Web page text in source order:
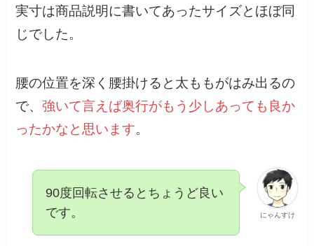
実寸は商品説明に書いてあったサイズとほぼ同
じでした。
腰の位置を深く腰掛けると太ももがはみ出るの
で、強いて言えば奥行がもう少しあっても良か
ったかなと思います。
にゃんすけ
90度回転させるとちょうど良い
です。